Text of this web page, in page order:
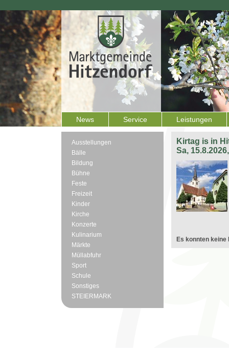
News Service Leistungen
Ausstellungen
Bälle
Bildung
Bühne
Feste
Freizeit
Kinder
Kirche
Konzerte
Kulinarium
Märkte
Müllabfuhr
Sport
Schule
Sonstiges
STEIERMARK
Kirtag is in
Sa,
Es konnten keine